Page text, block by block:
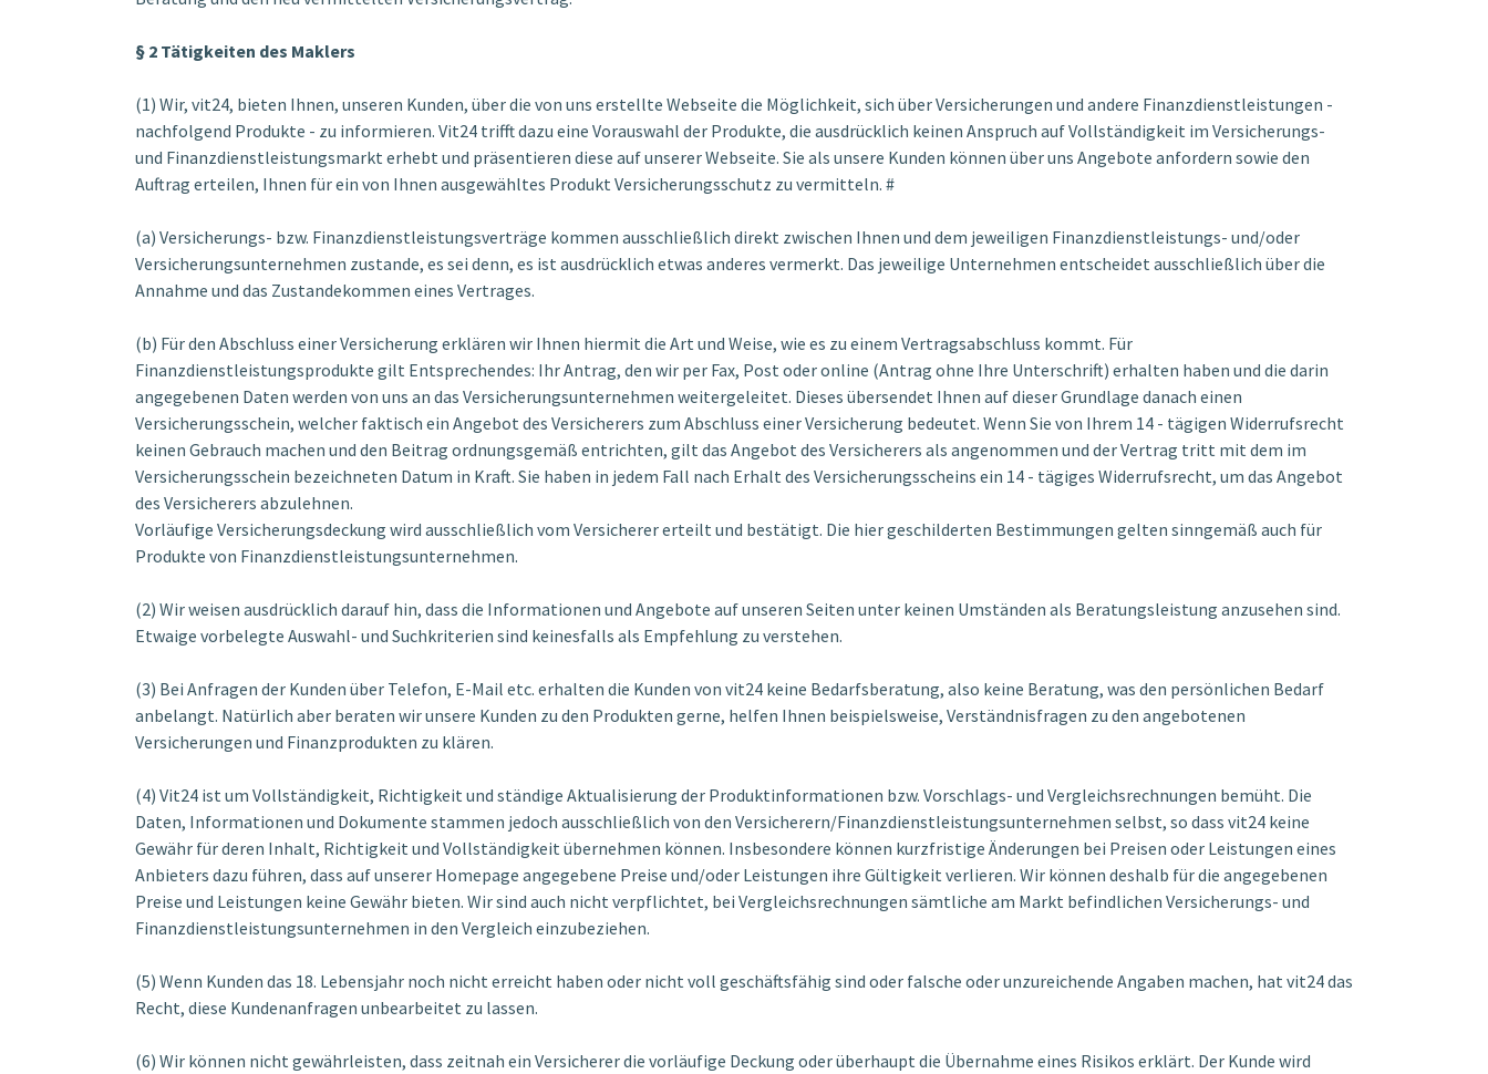
§ 2 Tätigkeiten des Maklers
(1) Wir, vit24, bieten Ihnen, unseren Kunden, über die von uns erstellte Webseite die Möglichkeit, sich über Versicherungen und andere Finanzdienstleistungen -
nachfolgend Produkte - zu informieren. Vit24 trifft dazu eine Vorauswahl der Produkte, die ausdrücklich keinen Anspruch auf Vollständigkeit im Versicherungs-
und Finanzdienstleistungsmarkt erhebt und präsentieren diese auf unserer Webseite. Sie als unsere Kunden können über uns Angebote anfordern sowie den
Auftrag erteilen, Ihnen für ein von Ihnen ausgewähltes Produkt Versicherungsschutz zu vermitteln. #
(a) Versicherungs- bzw. Finanzdienstleistungsverträge kommen ausschließlich direkt zwischen Ihnen und dem jeweiligen Finanzdienstleistungs- und/oder
Versicherungsunternehmen zustande, es sei denn, es ist ausdrücklich etwas anderes vermerkt. Das jeweilige Unternehmen entscheidet ausschließlich über die
Annahme und das Zustandekommen eines Vertrages.
(b) Für den Abschluss einer Versicherung erklären wir Ihnen hiermit die Art und Weise, wie es zu einem Vertragsabschluss kommt. Für
Finanzdienstleistungsprodukte gilt Entsprechendes: Ihr Antrag, den wir per Fax, Post oder online (Antrag ohne Ihre Unterschrift) erhalten haben und die darin
angegebenen Daten werden von uns an das Versicherungsunternehmen weitergeleitet. Dieses übersendet Ihnen auf dieser Grundlage danach einen
Versicherungsschein, welcher faktisch ein Angebot des Versicherers zum Abschluss einer Versicherung bedeutet. Wenn Sie von Ihrem 14 - tägigen Widerrufsrecht
keinen Gebrauch machen und den Beitrag ordnungsgemäß entrichten, gilt das Angebot des Versicherers als angenommen und der Vertrag tritt mit dem im
Versicherungsschein bezeichneten Datum in Kraft. Sie haben in jedem Fall nach Erhalt des Versicherungsscheins ein 14 - tägiges Widerrufsrecht, um das Angebot
des Versicherers abzulehnen.
Vorläufige Versicherungsdeckung wird ausschließlich vom Versicherer erteilt und bestätigt. Die hier geschilderten Bestimmungen gelten sinngemäß auch für
Produkte von Finanzdienstleistungsunternehmen.
(2) Wir weisen ausdrücklich darauf hin, dass die Informationen und Angebote auf unseren Seiten unter keinen Umständen als Beratungsleistung anzusehen sind.
Etwaige vorbelegte Auswahl- und Suchkriterien sind keinesfalls als Empfehlung zu verstehen.
(3) Bei Anfragen der Kunden über Telefon, E-Mail etc. erhalten die Kunden von vit24 keine Bedarfsberatung, also keine Beratung, was den persönlichen Bedarf
anbelangt. Natürlich aber beraten wir unsere Kunden zu den Produkten gerne, helfen Ihnen beispielsweise, Verständnisfragen zu den angebotenen
Versicherungen und Finanzprodukten zu klären.
(4) Vit24 ist um Vollständigkeit, Richtigkeit und ständige Aktualisierung der Produktinformationen bzw. Vorschlags- und Vergleichsrechnungen bemüht. Die
Daten, Informationen und Dokumente stammen jedoch ausschließlich von den Versicherern/Finanzdienstleistungsunternehmen selbst, so dass vit24 keine
Gewähr für deren Inhalt, Richtigkeit und Vollständigkeit übernehmen können. Insbesondere können kurzfristige Änderungen bei Preisen oder Leistungen eines
Anbieters dazu führen, dass auf unserer Homepage angegebene Preise und/oder Leistungen ihre Gültigkeit verlieren. Wir können deshalb für die angegebenen
Preise und Leistungen keine Gewähr bieten. Wir sind auch nicht verpflichtet, bei Vergleichsrechnungen sämtliche am Markt befindlichen Versicherungs- und
Finanzdienstleistungsunternehmen in den Vergleich einzubeziehen.
(5) Wenn Kunden das 18. Lebensjahr noch nicht erreicht haben oder nicht voll geschäftsfähig sind oder falsche oder unzureichende Angaben machen, hat vit24 das
Recht, diese Kundenanfragen unbearbeitet zu lassen.
(6) Wir können nicht gewährleisten, dass zeitnah ein Versicherer die vorläufige Deckung oder überhaupt die Übernahme eines Risikos erklärt. Der Kunde wird